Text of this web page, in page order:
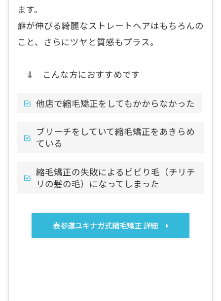
ます。
癖が伸びる綺麗なストレートヘアはもちろんの
こと、さらにツヤと質感もプラス。
⇓ こんな方におすすめです
他店で縮毛矯正をしてもかからなかった
ブリーチをしていて縮毛矯正をあきらめ
ている
縮毛矯正の失敗によるビビり毛（チリチ
リの髪の毛）になってしまった
表参道ユキナガ式縮毛矯正 詳細